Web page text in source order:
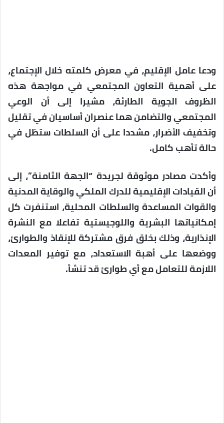
ودعا عامل الإقليم، في معرض كلمته خلال الإجتماع،
على أهمية التعاون المجتمعي في مواجهة هذه
الظروف الجوية الطارئة، مشيرا إلى أن الوعي
المجتمعي والتضامن هما عنصران أساسيان في تقليل
وتخفيف الأضرار، مشددا على أن السلطات ستظل في
حالة تأهب كامل.
وأكدت مصادر موثوقة لجريدة “الجهة الثامنة”، إلى
أن القيادات الإقليمية للدرك الملكي والوقاية المدنية
والقوات المساعدة والسلطات المحلية، استنفرت كل
إمكانياتها البشرية واللوجيستية تفاعلا مع النشرة
الإنذارية، وذلك بخلق فرق مشتركة للإنقاذ والطوارئ،
ووضعها على أهبة الاستعداد، مع توفير المعدات
اللازمة للتعامل مع أي طوارئ قد تنشأ.